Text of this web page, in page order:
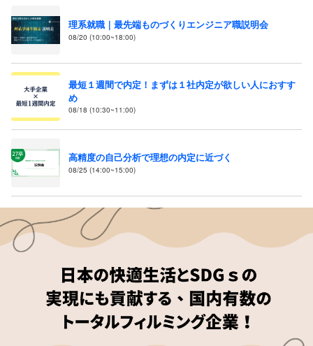
理系就職｜最先端ものづくりエンジニア職説明会
08/20 (10:00~18:00)
最短１週間で内定！まずは１社内定が欲しい人におすす
め
08/18 (10:30~11:00)
高精度の自己分析で理想の内定に近づく
08/25 (14:00~15:00)